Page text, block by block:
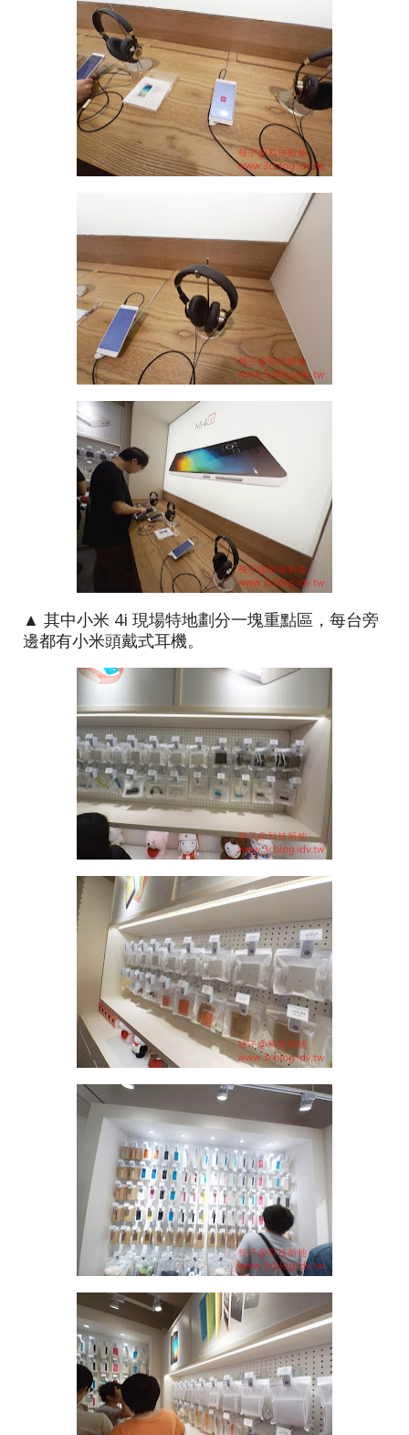
▲ 其中小米 4i 現場特地劃分一塊重點區，每台旁
邊都有小米頭戴式耳機。